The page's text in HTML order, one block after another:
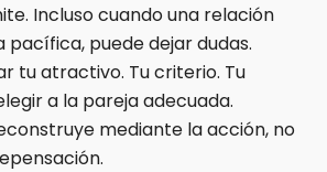
Incluso cuando una relación
puede dejar dudas.
tu atractivo. Tu criterio. Tu
a la pareja adecuada.
mediante la acción, no